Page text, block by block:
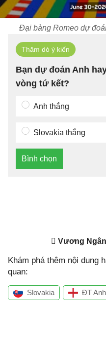
Đại bàng Romeo dự
Thăm dò ý kiến
Bạn dự đoán Anh
vòng tứ kết?
Anh thắng
Slovakia thắng
Bình chọn
Vương Ngân
Khám phá thêm nội dung
quan:
Slovakia ĐT Anh